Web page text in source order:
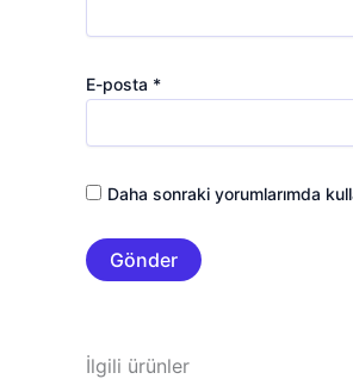
E-posta *
Daha sonraki yorumlarımda
İlgili ürünler